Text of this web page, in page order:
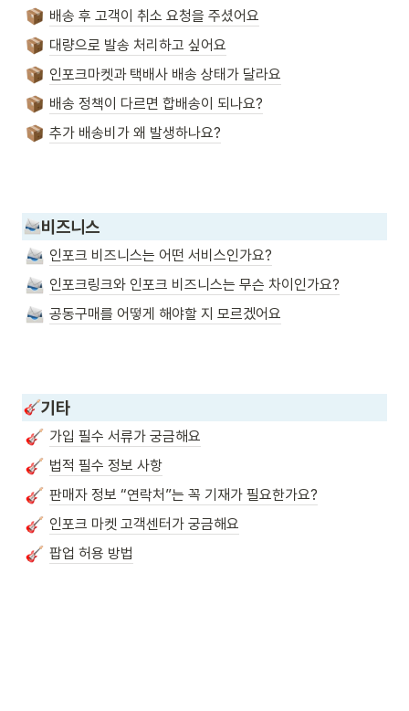
배송 후 고객이 취소 요청을 주셨어요
대량으로 발송 처리하고 싶어요
인포크마켓과 택배사 배송 상태가 달라요
배송 정책이 다르면 합배송이 되나요?
추가 배송비가 왜 발생하나요?
비즈니스
인포크 비즈니스는 어떤 서비스인가요?
인포크링크와 인포크 비즈니스는 무슨 차이인가요?
공동구매를 어떻게 해야할 지 모르겠어요
기타
가입 필수 서류가 궁금해요
법적 필수 정보 사항
판매자 정보 “연락처”는 꼭 기재가 필요한가요?
인포크 마켓 고객센터가 궁금해요
팝업 허용 방법